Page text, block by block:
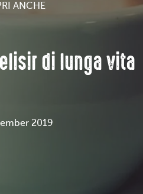
ANCHE
di lunga vita
2019